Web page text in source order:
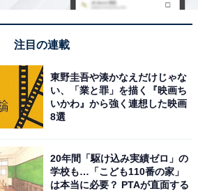
注目の連載
東野圭吾や湊かなえだけじゃな
い、「業と罪」を描く『映画ち
いかわ』から強く連想した映画
8選
20年間「駆け込み実績ゼロ」の
学校も…「こども110番の家」
は本当に必要？ PTAが直面する